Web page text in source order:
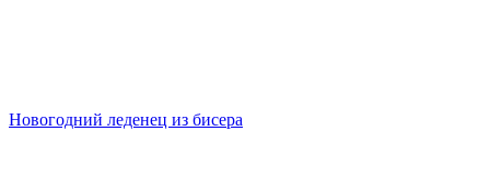
Новогодний леденец из бисера